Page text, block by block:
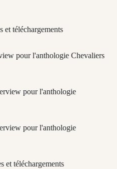
et téléchargements
pour l'anthologie Chevaliers
pour l'anthologie
pour l'anthologie
et téléchargements